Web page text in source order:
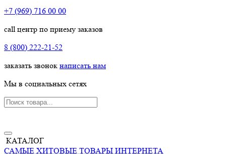
+7 (969) 716 00 00
call центр по приему заказов
8 (800) 222-21-52
заказать звонок написать нам
Мы в социальных сетях
КАТАЛОГ
САМЫЕ ХИТОВЫЕ ТОВАРЫ ИНТЕРНЕТА